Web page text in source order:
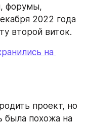
форумы,
2022 года
второй виток.
на
проект, но
была похожа на